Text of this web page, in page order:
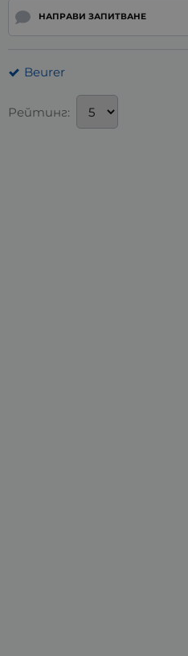
НАПРАВИ ЗАПИТВАНЕ
Beurer
Рейтинг: